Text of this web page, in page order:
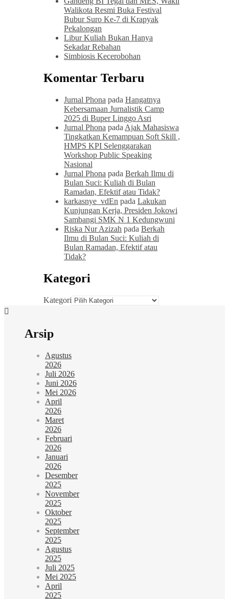
Walikota Resmi Buka Festival
Bubur Suro Ke-7 di Krapyak
Pekalongan
Libur Kuliah Bukan Hanya
Sekadar Rebahan
Simbiosis Kecerobohan
Komentar Terbaru
Jurnal Phona pada Hangatnya
Kebersamaan Jurnalistik Camp
2025 di Buper Linggo Asri
Jurnal Phona pada Ajak Mahasiswa
Tingkatkan Kemampuan Soft Skill ,
HMPS KPI Selenggarakan
Workshop Public Speaking
Nasional
Jurnal Phona pada Berkah Ilmu di
Bulan Suci: Kuliah di Bulan
Ramadan, Efektif atau Tidak?
karkasnye_vdEn pada Lakukan
Kunjungan Kerja, Presiden Jokowi
Sambangi SMK N 1 Kedungwuni
Riska Nur Azizah pada Berkah
Ilmu di Bulan Suci: Kuliah di
Bulan Ramadan, Efektif atau
Tidak?
Kategori
Kategori
Arsip
Agustus
2026
Juli 2026
Juni 2026
Mei 2026
April
2026
Maret
2026
Februari
2026
Januari
2026
Desember
2025
November
2025
Oktober
2025
September
2025
Agustus
2025
Juli 2025
Mei 2025
April
2025